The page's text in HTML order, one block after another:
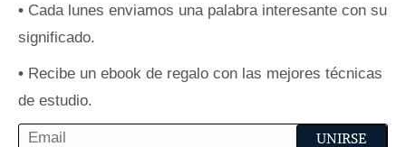
• Cada lunes enviamos una palabra interesante con su
significado.
• Recibe un ebook de regalo con las mejores técnicas
de estudio.